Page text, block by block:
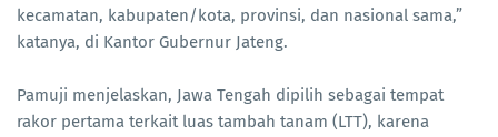
kecamatan, kabupaten/kota, provinsi, dan nasional sama,”
katanya, di Kantor Gubernur Jateng.
Pamuji menjelaskan, Jawa Tengah dipilih sebagai tempat
rakor pertama terkait luas tambah tanam (LTT), karena